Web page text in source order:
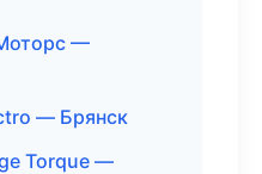
—
— Брянск
Torque —